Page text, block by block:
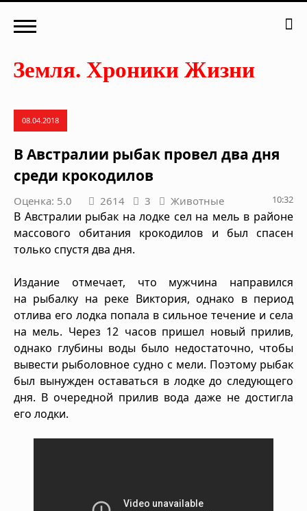
08.04.2018
В Австралии рыбак провел два дня
среди крокодилов
Оценка: 5.0 2614 3 Животные 10:32
В Австралии рыбак на лодке сел на мель в районе
массового обитания крокодилов и был спасен
только спустя два дня.
Издание отмечает, что мужчина направился
на рыбалку на реке Виктория, однако в период
отлива его лодка попала в сильное течение и села
на мель. Через 12 часов пришел новый прилив,
однако глубины воды было недостаточно, чтобы
вывести рыболовное судно с мели. Поэтому рыбак
был вынужден оставаться в лодке до следующего
дня. В очередной прилив вода даже не достигла
его лодки.